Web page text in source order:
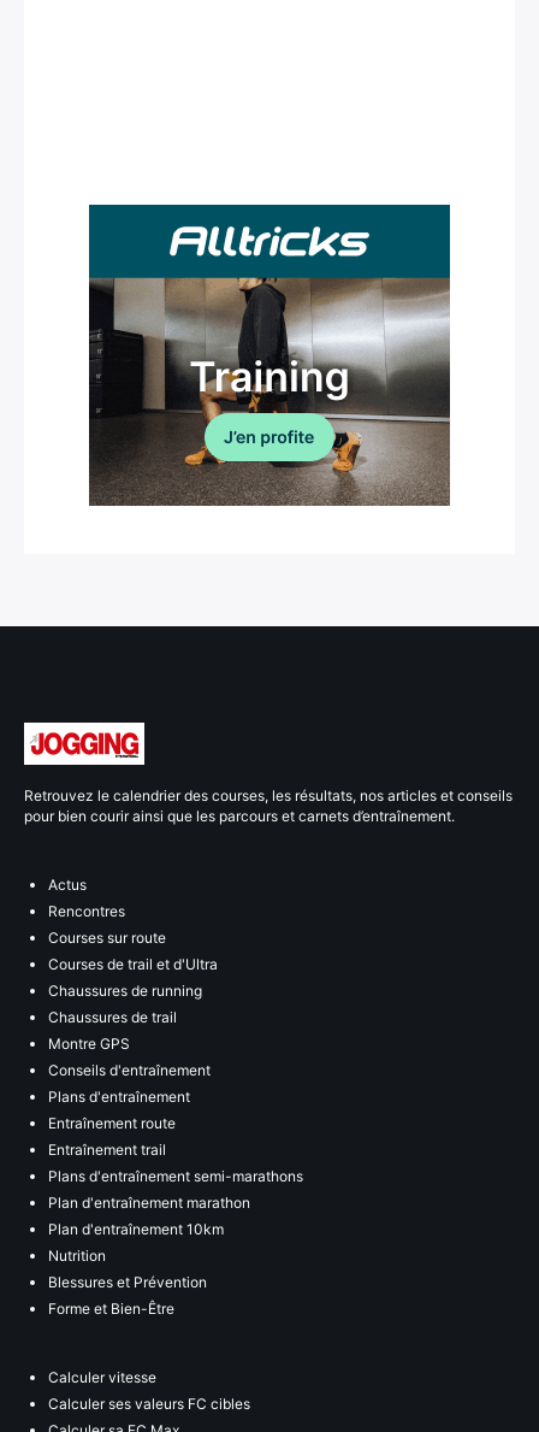
Retrouvez le calendrier des courses, les résultats, nos articles et conseils
pour bien courir ainsi que les parcours et carnets d’entraînement.
Actus
Rencontres
Courses sur route
Courses de trail et d'Ultra
Chaussures de running
Chaussures de trail
Montre GPS
Conseils d'entraînement
Plans d'entraînement
Entraînement route
Entraînement trail
Plans d'entraînement semi-marathons
Plan d'entraînement marathon
Plan d'entraînement 10km
Nutrition
Blessures et Prévention
Forme et Bien-Être
Calculer vitesse
Calculer ses valeurs FC cibles